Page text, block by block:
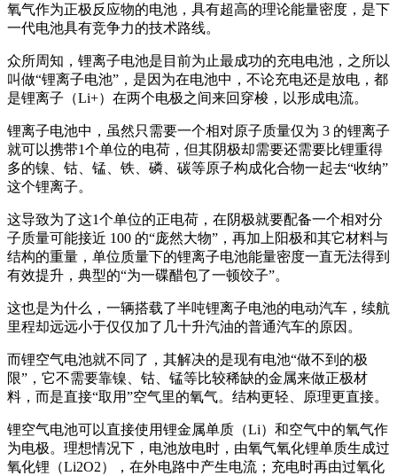
氧气作为正极反应物的电池，具有超高的理论能量密度，是下
一代电池具有竞争力的技术路线。
众所周知，锂离子电池是目前为止最成功的充电电池，之所以
叫做“锂离子电池”，是因为在电池中，不论充电还是放电，都
是锂离子（Li+）在两个电极之间来回穿梭，以形成电流。
锂离子电池中，虽然只需要一个相对原子质量仅为 3 的锂离子
就可以携带1个单位的电荷，但其阴极却需要还需要比锂重得
多的镍、钴、锰、铁、磷、碳等原子构成化合物一起去“收纳”
这个锂离子。
这导致为了这1个单位的正电荷，在阴极就要配备一个相对分
子质量可能接近 100 的“庞然大物”，再加上阳极和其它材料与
结构的重量，单位质量下的锂离子电池能量密度一直无法得到
有效提升，典型的“为一碟醋包了一顿饺子”。
这也是为什么，一辆搭载了半吨锂离子电池的电动汽车，续航
里程却远远小于仅仅加了几十升汽油的普通汽车的原因。
而锂空气电池就不同了，其解决的是现有电池“做不到的极
限”，它不需要靠镍、钴、锰等比较稀缺的金属来做正极材
料，而是直接“取用”空气里的氧气。结构更轻、原理更直接。
锂空气电池可以直接使用锂金属单质（Li）和空气中的氧气作
为电极。理想情况下，电池放电时，由氧气氧化锂单质生成过
氧化锂（Li2O2），在外电路中产生电流；充电时再由过氧化